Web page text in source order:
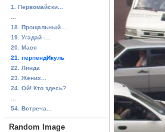
1. Первомайски...
18. Прощальный ...
19. Угадай -...
20. Мася
21. перпендИкуль
22. Линда
23. Жених...
24. Ой! Кто здесь?
54. Встреча...
Random Image